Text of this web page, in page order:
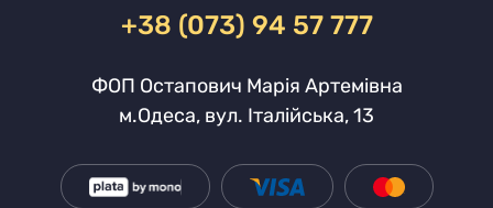
+38 (073) 94 57 777
ФОП Остапович Марія Артемівна
м.Одеса, вул. Італійська, 13